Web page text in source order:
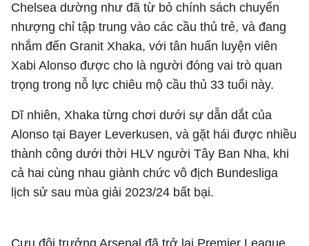
Chelsea dường như đã từ bỏ chính sách chuyển
nhượng chỉ tập trung vào các cầu thủ trẻ, và đang
nhắm đến Granit Xhaka, với tân huấn luyện viên
Xabi Alonso được cho là người đóng vai trò quan
trọng trong nỗ lực chiêu mộ cầu thủ 33 tuổi này.
Dĩ nhiên, Xhaka từng chơi dưới sự dẫn dắt của
Alonso tại Bayer Leverkusen, và gặt hái được nhiều
thành công dưới thời HLV người Tây Ban Nha, khi
cả hai cùng nhau giành chức vô địch Bundesliga
lịch sử sau mùa giải 2023/24 bất bại.
Cựu đội trưởng Arsenal đã trở lại Premier League